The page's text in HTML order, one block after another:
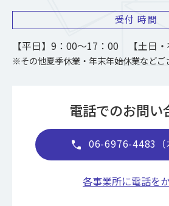
受付 時間
【平日】9：00～17：00 【土日
※その他夏季休業・年末年始休業などご
電話でのお問い
call 06-6976-4483（
各事業所に電話を